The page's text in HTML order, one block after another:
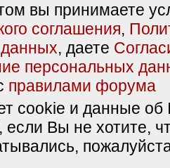
вы принимаете
соглашения,
, даете
персональных
правилами форума
cookie и данные об
если Вы не хотите,